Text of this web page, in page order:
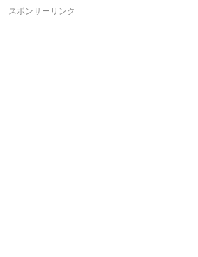
スポンサーリンク